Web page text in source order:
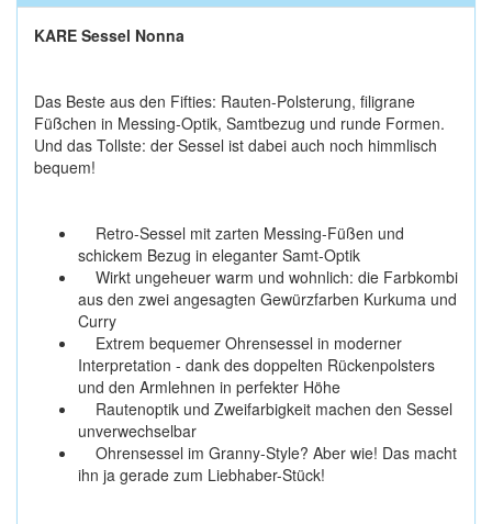
KARE Sessel Nonna
Das Beste aus den Fifties: Rauten-Polsterung, filigrane
Füßchen in Messing-Optik, Samtbezug und runde Formen.
Und das Tollste: der Sessel ist dabei auch noch himmlisch
bequem!
Retro-Sessel mit zarten Messing-Füßen und
schickem Bezug in eleganter Samt-Optik
Wirkt ungeheuer warm und wohnlich: die Farbkombi
aus den zwei angesagten Gewürzfarben Kurkuma und
Curry
Extrem bequemer Ohrensessel in moderner
Interpretation - dank des doppelten Rückenpolsters
und den Armlehnen in perfekter Höhe
Rautenoptik und Zweifarbigkeit machen den Sessel
unverwechselbar
Ohrensessel im Granny-Style? Aber wie! Das macht
ihn ja gerade zum Liebhaber-Stück!